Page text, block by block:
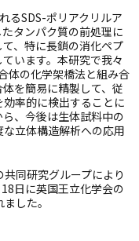
るSDS-ポリアクリルア
タンパク質の前処理に
、特に長鎖の消化ペプ
います。本研究で我々
体の化学架橋法と組み合
を簡易に精製して、従
率的に検出することに
、今後は生体試料中の
立体構造解析への応用
同研究グループにより
日に英国王立化学会の
した。